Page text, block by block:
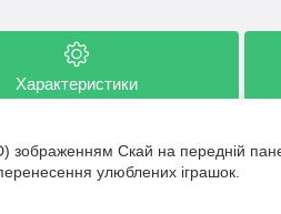
Характеристики
Скай на передній
улюблених іграшок.